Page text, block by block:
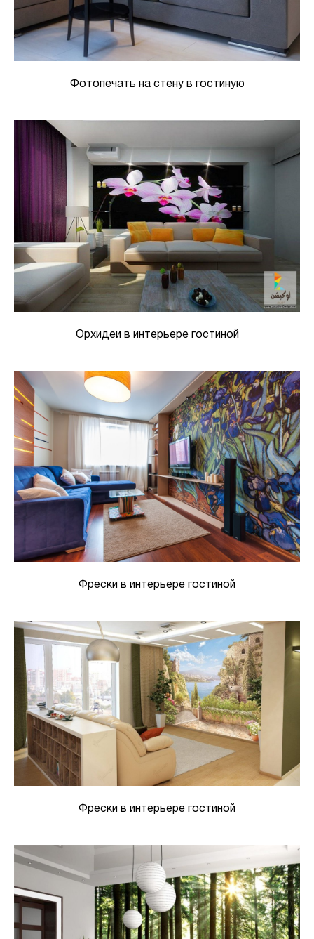
Фотопечать на стену в гостиную
Орхидеи в интерьере гостиной
Фрески в интерьере гостиной
Фрески в интерьере гостиной